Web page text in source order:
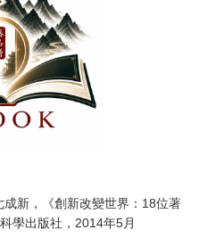
成新，《創新改變世界：18位著
學出版社，2014年5月